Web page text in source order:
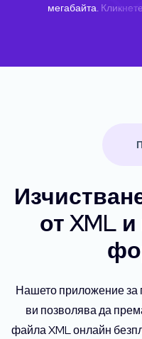
мегабайта.
от XML
Нашето приложение за
ви позволява да
файла XML онлайн